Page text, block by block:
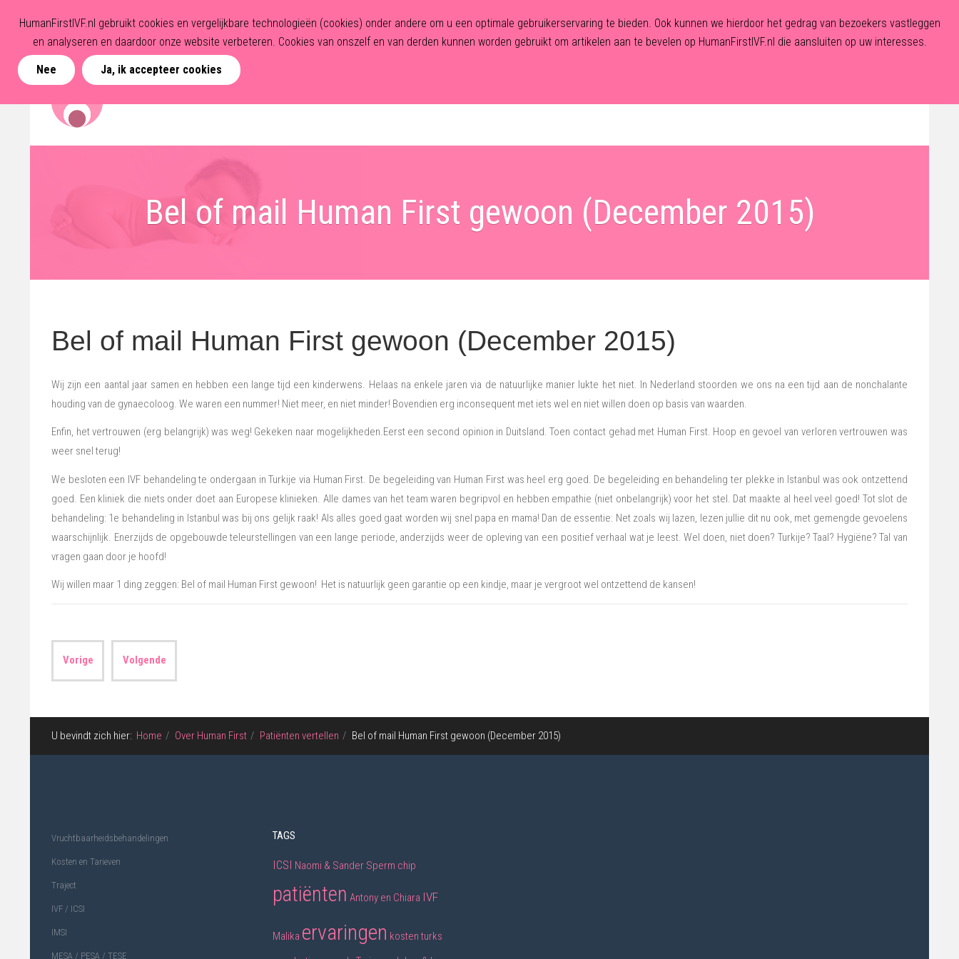
Bel of mail Human First gewoon (December 2015)
Bel of mail Human First gewoon (December 2015)
Wij zijn een aantal jaar samen en hebben een lange tijd een kinderwens. Helaas na enkele jaren via de natuurlijke manier lukte het niet. In Nederland stoorden we ons na een tijd aan de nonchalante
houding van de gynaecoloog. We waren een nummer! Niet meer, en niet minder! Bovendien erg inconsequent met iets wel en niet willen doen op basis van waarden.
Enfin, het vertrouwen (erg belangrijk) was weg! Gekeken naar mogelijkheden.Eerst een second opinion in Duitsland. Toen contact gehad met Human First. Hoop en gevoel van verloren vertrouwen was
weer snel terug!
We besloten een IVF behandeling te ondergaan in Turkije via Human First. De begeleiding van Human First was heel erg goed. De begeleiding en behandeling ter plekke in Istanbul was ook ontzettend
goed. Een kliniek die niets onder doet aan Europese klinieken. Alle dames van het team waren begripvol en hebben empathie (niet onbelangrijk) voor het stel. Dat maakte al heel veel goed! Tot slot de
behandeling: 1e behandeling in Istanbul was bij ons gelijk raak! Als alles goed gaat worden wij snel papa en mama! Dan de essentie: Net zoals wij lazen, lezen jullie dit nu ook, met gemengde gevoelens
waarschijnlijk. Enerzijds de opgebouwde teleurstellingen van een lange periode, anderzijds weer de opleving van een positief verhaal wat je leest. Wel doen, niet doen? Turkije? Taal? Hygiëne? Tal van
vragen gaan door je hoofd!
Wij willen maar 1 ding zeggen: Bel of mail Human First gewoon! Het is natuurlijk geen garantie op een kindje, maar je vergroot wel ontzettend de kansen!
Vorige Volgende
U bevindt zich hier: Home Over Human First Patiënten vertellen Bel of mail Human First gewoon (December 2015)
Vruchtbaarheidsbehandelingen
Kosten en Tarieven
Traject
IVF / ICSI
IMSI
MESA / PESA / TESE
TAGS
ICSI Naomi & Sander Sperm chip
patiënten Antony en Chiara IVF
Malika ervaringen kosten turks
HumanFirstIVF.nl gebruikt cookies en vergelijkbare technologieën (cookies) onder andere om u een optimale gebruikerservaring te bieden. Ook kunnen we hierdoor het gedrag van bezoekers vastleggen
en analyseren en daardoor onze website verbeteren. Cookies van onszelf en van derden kunnen worden gebruikt om artikelen aan te bevelen op HumanFirstIVF.nl die aansluiten op uw interesses.
Nee Ja, ik accepteer cookies